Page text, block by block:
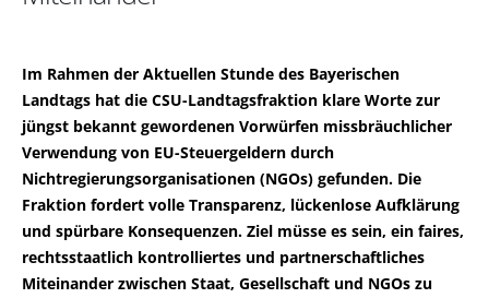
Im Rahmen der Aktuellen Stunde des Bayerischen
Landtags hat die CSU-Landtagsfraktion klare Worte zur
jüngst bekannt gewordenen Vorwürfen missbräuchlicher
Verwendung von EU-Steuergeldern durch
Nichtregierungsorganisationen (NGOs) gefunden. Die
Fraktion fordert volle Transparenz, lückenlose Aufklärung
und spürbare Konsequenzen. Ziel müsse es sein, ein faires,
rechtsstaatlich kontrolliertes und partnerschaftliches
Miteinander zwischen Staat, Gesellschaft und NGOs zu